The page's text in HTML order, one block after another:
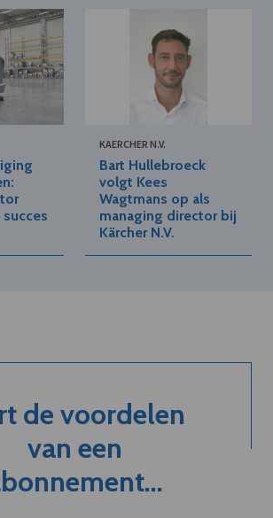
KAERCHER N.V.
Bart Hullebroeck
volgt Kees
Wagtmans op als
managing director bij
Kärcher N.V.
de voordelen
van een